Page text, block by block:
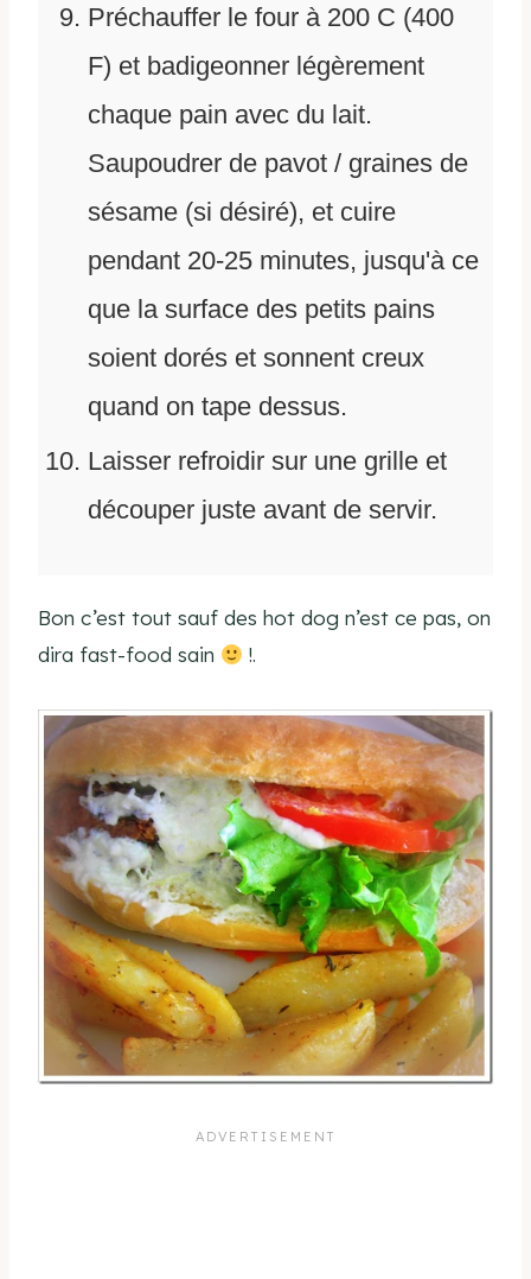
Préchauffer le four à 200 C (400
F) et badigeonner légèrement
chaque pain avec du lait.
Saupoudrer de pavot / graines de
sésame (si désiré), et cuire
pendant 20-25 minutes, jusqu'à ce
que la surface des petits pains
soient dorés et sonnent creux
quand on tape dessus.
Laisser refroidir sur une grille et
découper juste avant de servir.
Bon c’est tout sauf des hot dog n’est ce pas, on
dira fast-food sain
!.